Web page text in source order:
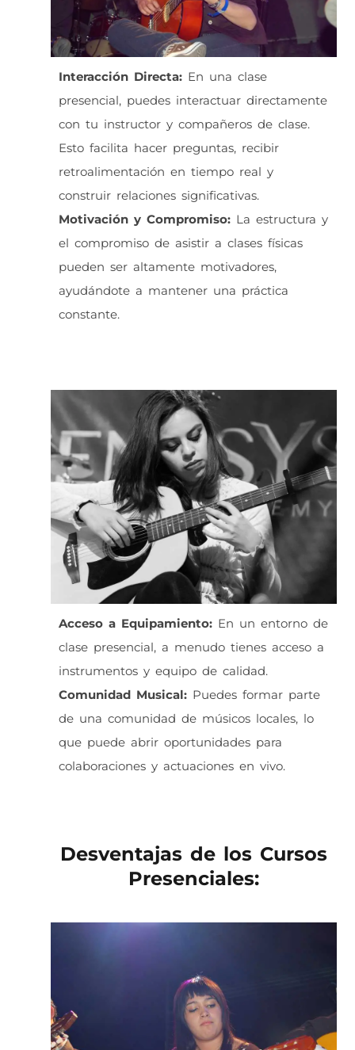
Interacción Directa:En una clase
presencial, puedes interactuar directamente
con tu instructor y compañeros de clase.
Esto facilita hacer preguntas, recibir
retroalimentación en tiempo real y
construir relaciones significativas.
Motivación y Compromiso:La estructura y
el compromiso de asistir a clases físicas
pueden ser altamente motivadores,
ayudándote a mantener una práctica
constante.
Acceso a Equipamiento:En un entorno de
clase presencial, a menudo tienes acceso a
instrumentos y equipo de calidad.
Comunidad Musical:Puedes formar parte
de una comunidad de músicos locales, lo
que puede abrir oportunidades para
colaboraciones y actuaciones en vivo.
Desventajas de los Cursos
Presenciales: